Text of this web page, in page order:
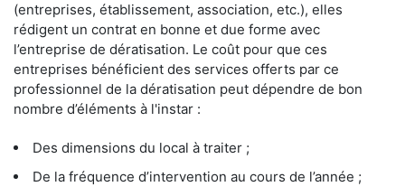
(entreprises, établissement, association, etc.), elles
rédigent un contrat en bonne et due forme avec
l’entreprise de dératisation. Le coût pour que ces
entreprises bénéficient des services offerts par ce
professionnel de la dératisation peut dépendre de bon
nombre d’éléments à l'instar :
Des dimensions du local à traiter ;
De la fréquence d’intervention au cours de l’année ;